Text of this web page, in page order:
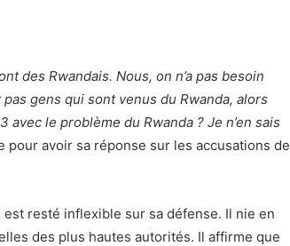
des Rwandais. Nous, on n’a pas besoin
gens qui sont venus du Rwanda, alors
le problème du Rwanda ? Je n’en sais
pour avoir sa réponse sur les accusations de
est resté inflexible sur sa défense. Il nie en
des plus hautes autorités. Il affirme que